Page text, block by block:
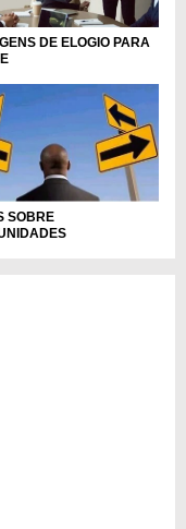
DE ELOGIO PARA
SOBRE